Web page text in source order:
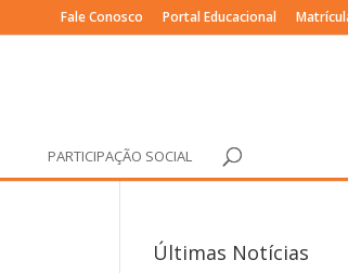
Fale Conosco Portal Educacional
PARTICIPAÇÃO SOCIAL
Últimas Notícias